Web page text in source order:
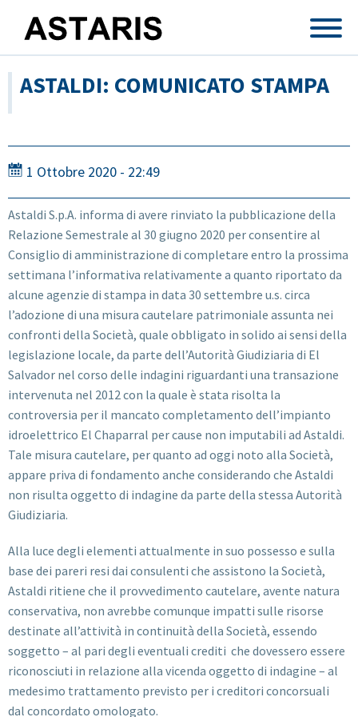
ASTALDI: COMUNICATO STAMPA
1 Ottobre 2020 - 22:49
Astaldi S.p.A. informa di avere rinviato la pubblicazione della
Relazione Semestrale al 30 giugno 2020 per consentire al
Consiglio di amministrazione di completare entro la prossima
settimana l’informativa relativamente a quanto riportato da
alcune agenzie di stampa in data 30 settembre u.s. circa
l’adozione di una misura cautelare patrimoniale assunta nei
confronti della Società, quale obbligato in solido ai sensi della
legislazione locale, da parte dell’Autorità Giudiziaria di El
Salvador nel corso delle indagini riguardanti una transazione
intervenuta nel 2012 con la quale è stata risolta la
controversia per il mancato completamento dell’impianto
idroelettrico El Chaparral per cause non imputabili ad Astaldi.
Tale misura cautelare, per quanto ad oggi noto alla Società,
appare priva di fondamento anche considerando che Astaldi
non risulta oggetto di indagine da parte della stessa Autorità
Giudiziaria.
Alla luce degli elementi attualmente in suo possesso e sulla
base dei pareri resi dai consulenti che assistono la Società,
Astaldi ritiene che il provvedimento cautelare, avente natura
conservativa, non avrebbe comunque impatti sulle risorse
destinate all’attività in continuità della Società, essendo
soggetto – al pari degli eventuali crediti che dovessero essere
riconosciuti in relazione alla vicenda oggetto di indagine – al
medesimo trattamento previsto per i creditori concorsuali
dal concordato omologato.